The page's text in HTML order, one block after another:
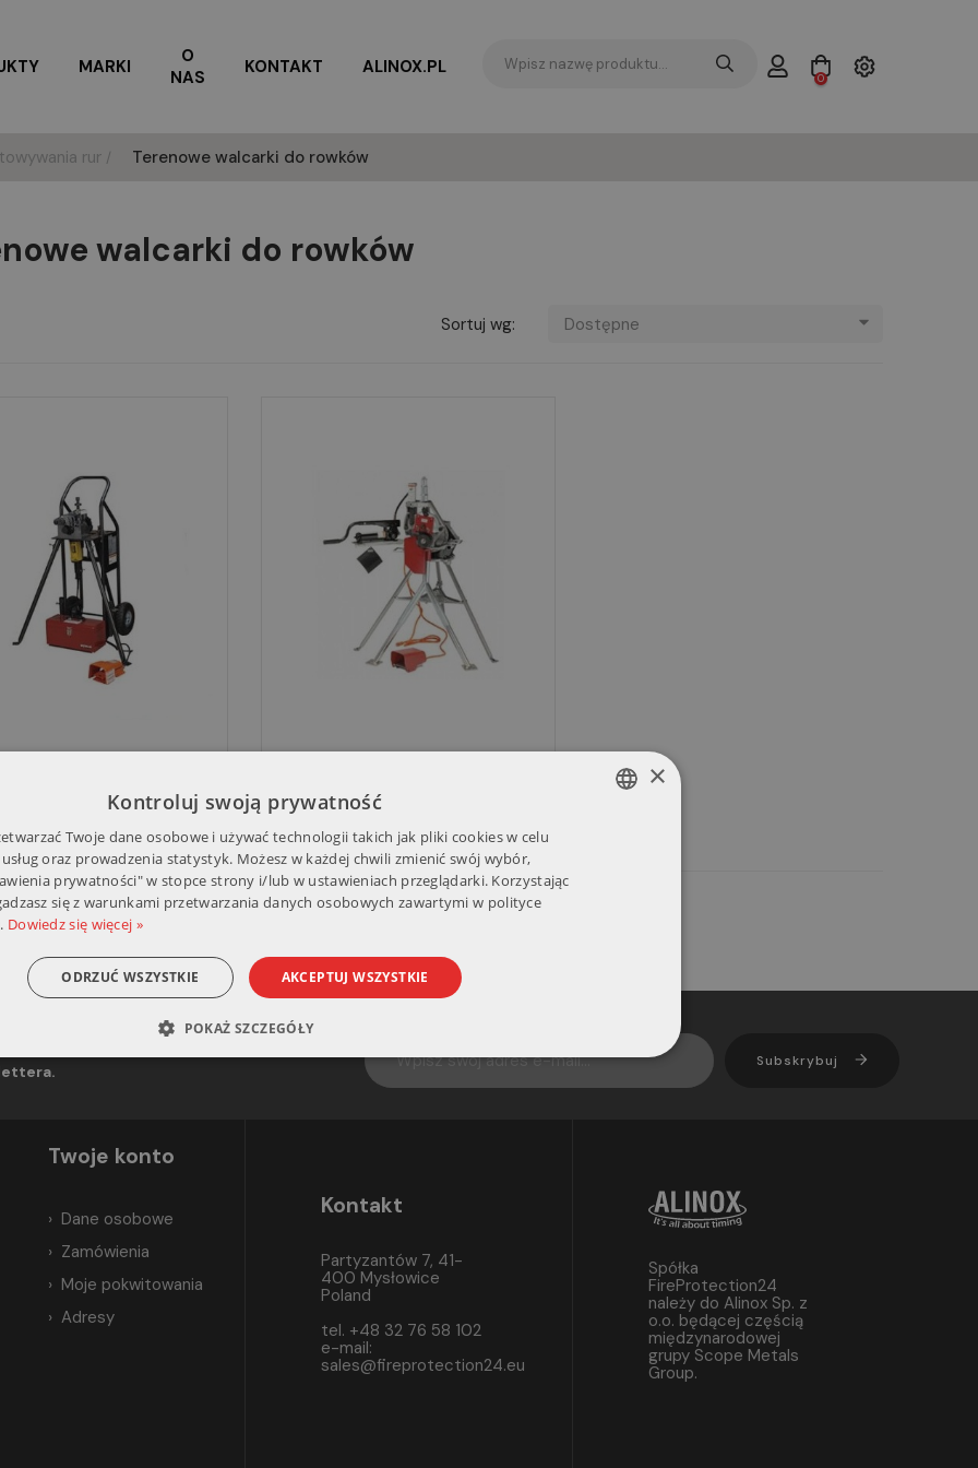
MARKI
O
NAS
KONTAKT ALINOX.PL
0
rur Terenowe walcarki do rowków
walcarki do rowków
Sortuj wg: Dostępne
VE107 GROOVE‑N‑GO
1-2 z 2 pozycji
informacje o nowościach i promocjach.
Subskrybuj
Twoje konto
Dane osobowe
Zamówienia
Moje pokwitowania
Adresy
Kontakt
Partyzantów 7, 41-
400 Mysłowice
Poland
tel. +48 32 76 58 102
e-mail:
sales@fireprotection24.eu
Spółka
FireProtection24
należy do Alinox Sp. z
o.o. będącej częścią
międzynarodowej
grupy Scope Metals
Group.
×
Kontroluj swoją prywatność
Twoje dane osobowe i używać technologii takich jak pliki cookies w celu
oraz prowadzenia statystyk. Możesz w każdej chwili zmienić swój wybór,
prywatności" w stopce strony i/lub w ustawieniach przeglądarki. Korzystając
się z warunkami przetwarzania danych osobowych zawartymi w polityce
Dowiedz się więcej »
AKCEPTUJ WSZYSTKIE
ODRZUĆ WSZYSTKIE
POKAŻ SZCZEGÓŁY